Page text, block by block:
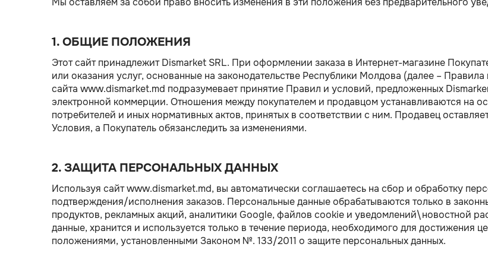
1. ОБЩИЕ ПОЛОЖЕНИЯ
Этот сайт принадлежит Dismarket SRL. При оформлении заказа в Интернет-магазине
или оказания услуг, основанные на законодательстве Республики Молдова (далее –
сайта www.dismarket.md подразумевает принятие Правил и условий, предложенных
электронной коммерции. Отношения между покупателем и продавцом устанавливаются на
потребителей и иных нормативных актов, принятых в соответствии с ним. Продавец
Условия, а Покупатель обязанследить за изменениями.
2. ЗАЩИТА ПЕРСОНАЛЬНЫХ ДАННЫХ
Используя сайт www.dismarket.md, вы автоматически соглашаетесь на сбор и обработку
подтверждения/исполнения заказов. Персональные данные обрабатываются только в
продуктов, рекламных акций, аналитики Google, файлов cookie и уведомлений\новостной
данные, хранится и используется только в течение периода, необходимого для достижения
положениями, установленными Законом №. 133/2011 о защите персональных данных.